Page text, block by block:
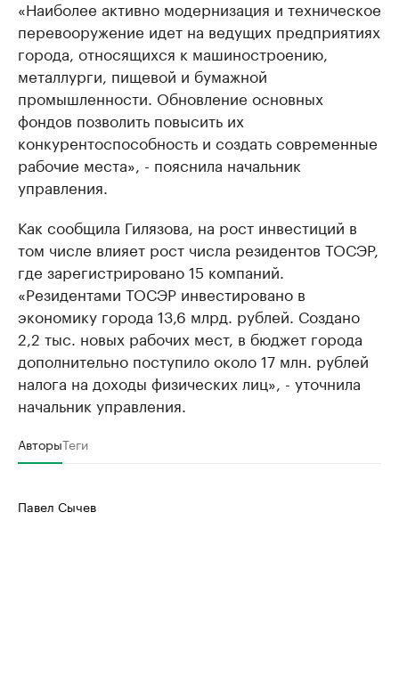
«Наиболее активно модернизация и техническое
перевооружение идет на ведущих предприятиях
города, относящихся к машиностроению,
металлурги, пищевой и бумажной
промышленности. Обновление основных
фондов позволить повысить их
конкурентоспособность и создать современные
рабочие места», - пояснила начальник
управления.
Как сообщила Гилязова, на рост инвестиций в
том числе влияет рост числа резидентов ТОСЭР,
где зарегистрировано 15 компаний.
«Резидентами ТОСЭР инвестировано в
экономику города 13,6 млрд. рублей. Создано
2,2 тыс. новых рабочих мест, в бюджет города
дополнительно поступило около 17 млн. рублей
налога на доходы физических лиц», - уточнила
начальник управления.
АвторыТеги
Павел Сычев